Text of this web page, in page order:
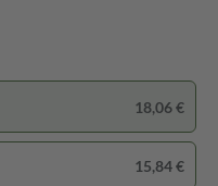
18,06 €
15,84 €